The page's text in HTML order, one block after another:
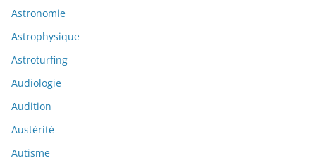
Astronomie
Astrophysique
Astroturfing
Audiologie
Audition
Austérité
Autisme